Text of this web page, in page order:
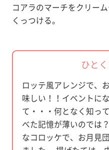
コアラのマーチをクリー
くっつける。
ひと
ロッテ風アレンジで、
味しい！！イベントに
て・・・何となく知っ
べた記憶が薄いのでは
なコロッケで、お月見